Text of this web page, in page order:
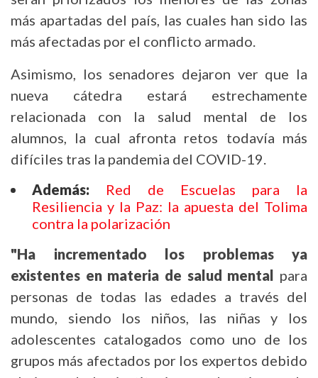
más apartadas del país, las cuales han sido las
más afectadas por el conflicto armado.
Asimismo, los senadores dejaron ver que la
nueva cátedra estará estrechamente
relacionada con la salud mental de los
alumnos, la cual afronta retos todavía más
difíciles tras la pandemia del COVID-19.
Además: Red de Escuelas para la
Resiliencia y la Paz: la apuesta del Tolima
contra la polarización
"Ha incrementado los problemas ya
existentes en materia de salud mental para
personas de todas las edades a través del
mundo, siendo los niños, las niñas y los
adolescentes catalogados como uno de los
grupos más afectados por los expertos debido